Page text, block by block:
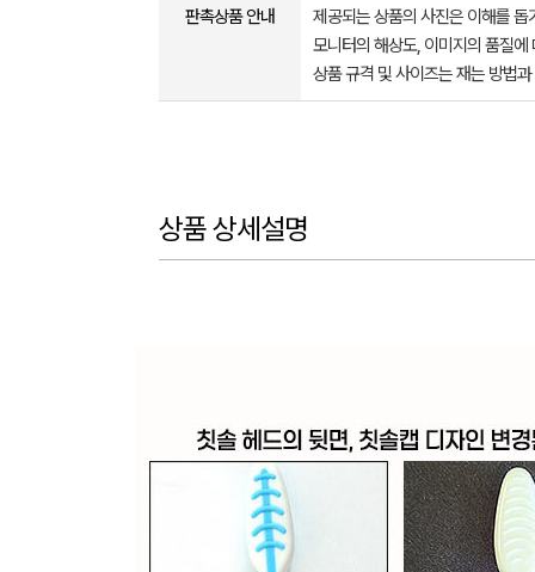
판촉상품 안내
제공되는 상품의 사진은 이해를
모니터의 해상도, 이미지의 품질
상품 규격 및 사이즈는 재는 방법
상품 상세설명